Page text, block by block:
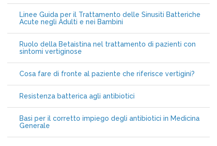
Linee Guida per il Trattamento delle Sinusiti Batteriche
Acute negli Adulti e nei Bambini
Ruolo della Betaistina nel trattamento di pazienti con
sintomi vertiginose
Cosa fare di fronte al paziente che riferisce vertigini?
Resistenza batterica agli antibiotici
Basi per il corretto impiego degli antibiotici in Medicina
Generale